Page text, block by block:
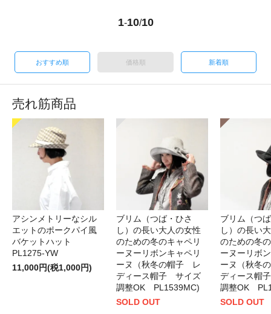
1-10/10
おすすめ順 価格順 新着順
売れ筋商品
アシンメトリーなシル
エットのポークパイ風
バケットハット
PL1275-YW
11,000円(税1,000円)
ブリム（つば・ひさ
し）の長い大人の女性
のための冬のキャペリ
ーヌーリボンキャペリ
ーヌ（秋冬の帽子 レ
ディース帽子 サイズ
調整OK PL1539MC)
SOLD OUT
ブリム（つ
し）の長い
のための冬
ーヌーリボ
ーヌ（秋冬
ディース帽
調整OK
SOLD OUT